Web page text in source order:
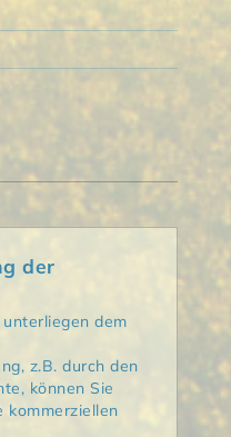
der
dem
z.B. durch den
können Sie
kommerziellen